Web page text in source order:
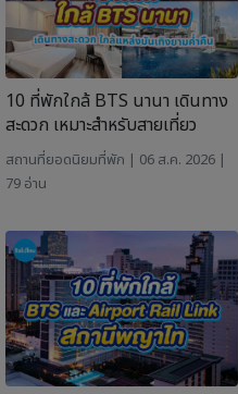
10 ที่พักใกล้ BTS นานา เดินทาง
สะดวก เหมาะสำหรับสายเที่ยว
สถานที่ยอดนิยมที่พัก | 06 ส.ค. 2026 |
79 อ่าน